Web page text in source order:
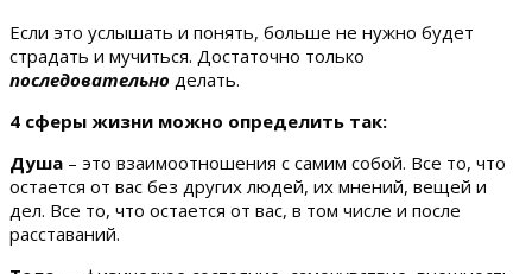
Если это услышать и понять, больше не нужно будет
страдать и мучиться. Достаточно только
последовательно делать.
4 сферы жизни можно определить так:
Душа – это взаимоотношения с самим собой. Все то, что
остается от вас без других людей, их мнений, вещей и
дел. Все то, что остается от вас, в том числе и после
расставаний.